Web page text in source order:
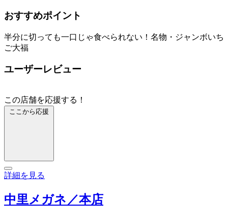
おすすめポイント
半分に切っても一口じゃ食べられない！名物・ジャンボいち
ご大福
ユーザーレビュー
この店舗を応援する！
ここから応援
詳細を見る
中里メガネ／本店